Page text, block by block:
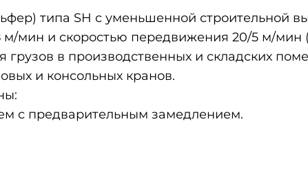
типа SH с уменьшенной строительной
м/мин и скоростью передвижения 20/5 м/
в производственных и складских
и консольных кранов.
с предварительным замедлением.